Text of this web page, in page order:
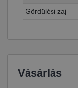
Gördülési zaj
Vásárlás